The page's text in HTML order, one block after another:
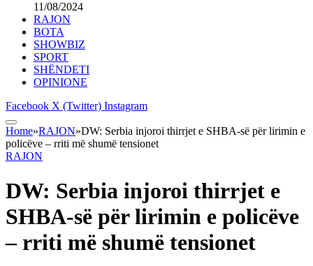
11/08/2024
RAJON
BOTA
SHOWBIZ
SPORT
SHËNDETI
OPINIONE
Facebook X (Twitter) Instagram
Home»RAJON»DW: Serbia injoroi thirrjet e SHBA-së për lirimin e
policëve – rriti më shumë tensionet
RAJON
DW: Serbia injoroi thirrjet e
SHBA-së për lirimin e policëve
– rriti më shumë tensionet